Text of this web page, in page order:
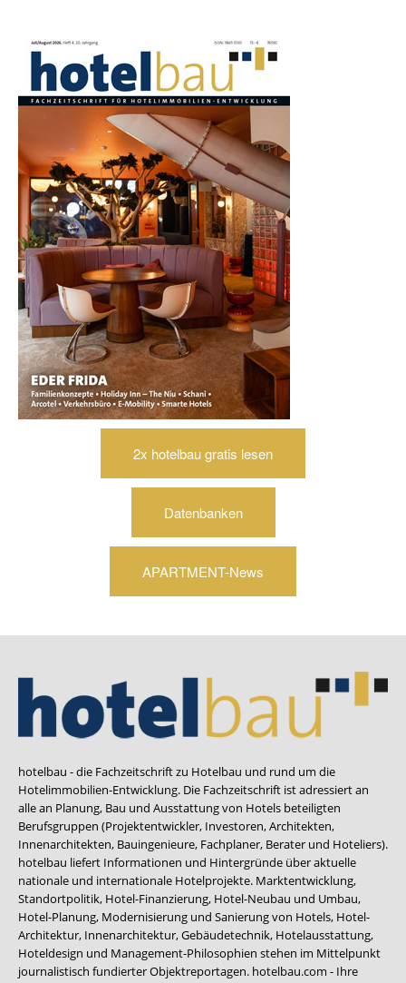
2x hotelbau gratis lesen
Datenbanken
APARTMENT-News
hotelbau - die Fachzeitschrift zu Hotelbau und rund um die
Hotelimmobilien-Entwicklung. Die Fachzeitschrift ist adressiert an
alle an Planung, Bau und Ausstattung von Hotels beteiligten
Berufsgruppen (Projektentwickler, Investoren, Architekten,
Innenarchitekten, Bauingenieure, Fachplaner, Berater und Hoteliers).
hotelbau liefert Informationen und Hintergründe über aktuelle
nationale und internationale Hotelprojekte. Marktentwicklung,
Standortpolitik, Hotel-Finanzierung, Hotel-Neubau und Umbau,
Hotel-Planung, Modernisierung und Sanierung von Hotels, Hotel-
Architektur, Innenarchitektur, Gebäudetechnik, Hotelausstattung,
Hoteldesign und Management-Philosophien stehen im Mittelpunkt
journalistisch fundierter Objektreportagen. hotelbau.com - Ihre